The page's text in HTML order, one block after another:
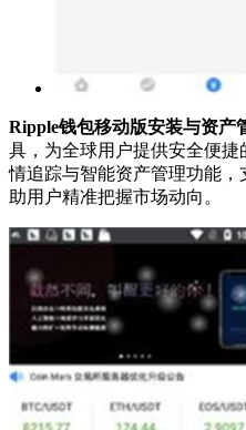
Ripple钱包移动版安装与资产
具，为全球用户提供安全便
情追踪与智能资产管理功能
助用户精准把握市场动向。